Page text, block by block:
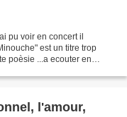
pu voir en concert il
est un titre trop
poèsie ...a ecouter en
l'amour,